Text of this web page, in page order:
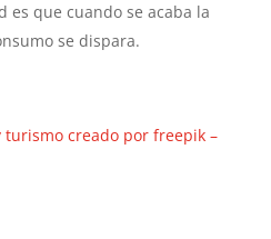
es que cuando se acaba la
se dispara.
turismo creado por freepik –